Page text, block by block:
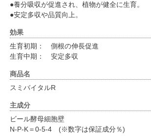
●養分吸収が促進され、植物が健全に生育。
●安定多収や品質向上。
効果
生育初期： 側根の伸長促進
生育中期： 安定多収
商品名
スミバイタルR
主成分
ビール酵母細胞壁
N-P-K＝0-5-4 (※数字は保証成分％)